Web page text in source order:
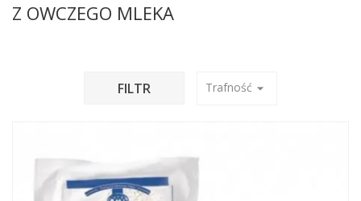
Z OWCZEGO MLEKA
FILTR Trafność arrow_drop_down